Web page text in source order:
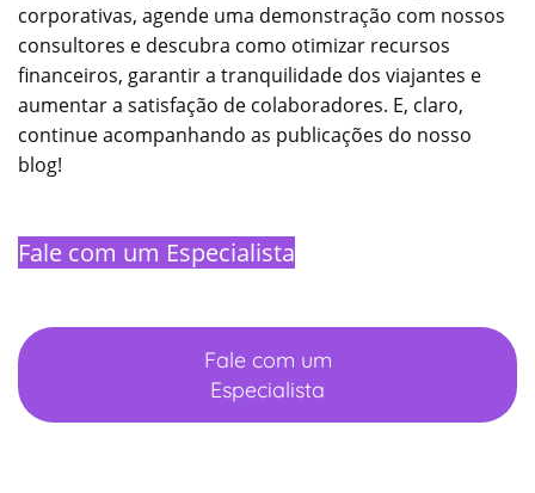
corporativas, agende uma demonstração com nossos
consultores e descubra como otimizar recursos
financeiros, garantir a tranquilidade dos viajantes e
aumentar a satisfação de colaboradores. E, claro,
continue acompanhando as publicações do nosso
blog!
Fale com um Especialista
Fale com um
Especialista